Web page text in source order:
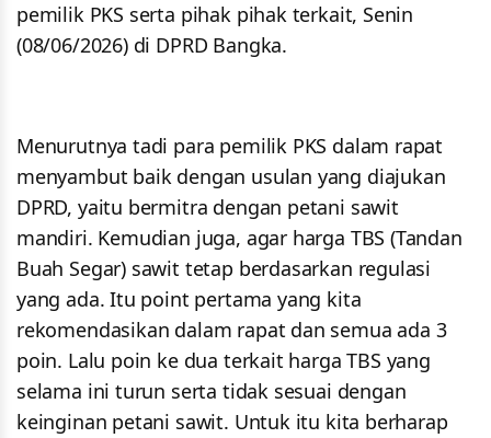
pemilik PKS serta pihak pihak terkait, Senin
(08/06/2026) di DPRD Bangka.
Menurutnya tadi para pemilik PKS dalam rapat
menyambut baik dengan usulan yang diajukan
DPRD, yaitu bermitra dengan petani sawit
mandiri. Kemudian juga, agar harga TBS (Tandan
Buah Segar) sawit tetap berdasarkan regulasi
yang ada. Itu point pertama yang kita
rekomendasikan dalam rapat dan semua ada 3
poin. Lalu poin ke dua terkait harga TBS yang
selama ini turun serta tidak sesuai dengan
keinginan petani sawit. Untuk itu kita berharap